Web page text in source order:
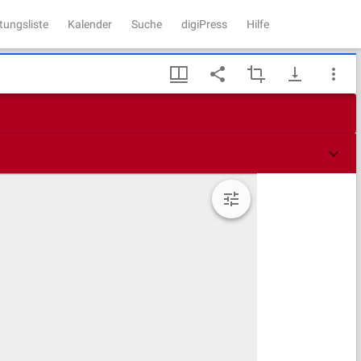
Kalender Suche digiPress Hilfe